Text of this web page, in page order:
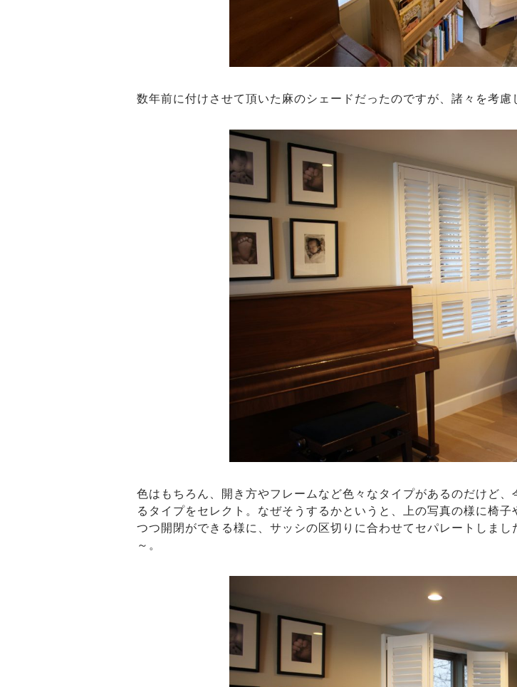
数年前に付けさせて頂いた麻のシェードだったのですが、諸々を考慮
色はもちろん、開き方やフレームなど色々なタイプがあるのだけど
るタイプをセレクト。なぜそうするかというと、上の写真の様に椅
つつ開閉ができる様に、サッシの区切りに合わせてセパレートしま
～。